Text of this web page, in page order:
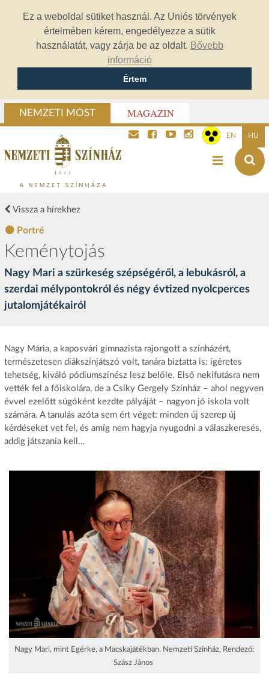
Ez a weboldal sütiket használ. Az Uniós törvények
értelmében kérem, engedélyezze a sütik
használatát, vagy zárja be az oldalt. Bővebb
információ
Értem
NEMZETI MOST MAGAZIN
EN HU
Vissza a hírekhez
Portré
Keménytojás
Nagy Mari a szürkeség szépségéről, a lebukásról, a
szerdai mélypontokról és négy évtized nyolcperces
jutalomjátékairól
Nagy Mária, a kaposvári gimnazista rajongott a színházért,
természetesen diákszínjátszó volt, tanára biztatta is: ígéretes
tehetség, kiváló pódiumszínész lesz belőle. Első nekifutásra nem
vették fel a főiskolára, de a Csiky Gergely Színház – ahol negyven
évvel ezelőtt súgóként kezdte pályáját – nagyon jó iskola volt
számára. A tanulás azóta sem ért véget: minden új szerep új
kérdéseket vet fel, és amíg nem hagyja nyugodni a válaszkeresés,
addig játszania kell…
Nagy Mari, mint Egérke, a Macskajátékban. Nemzeti Színház, Rendező:
Szász János